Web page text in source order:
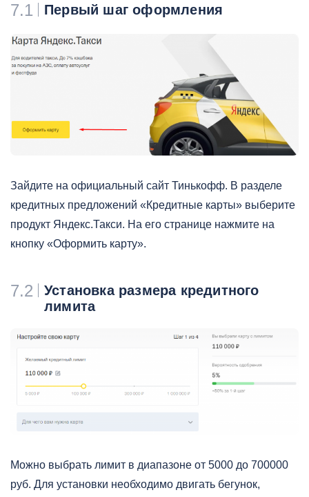
7.1 Первый шаг оформления
Зайдите на официальный сайт Тинькофф. В разделе
кредитных предложений «Кредитные карты» выберите
продукт Яндекс.Такси. На его странице нажмите на
кнопку «Оформить карту».
7.2
Установка размера кредитного
лимита
Можно выбрать лимит в диапазоне от 5000 до 700000
руб. Для установки необходимо двигать бегунок,